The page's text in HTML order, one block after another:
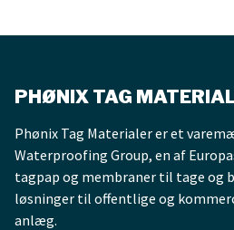
lodrette inddækninger, bl.a.
Trekantlistens
produktinformation er
deklareret til Nordisk
Miljømærkning Nybyggeri jf.
generation 3 og 4. Produktet
er ikke certificeret med
Svanemærket.
PHØNIX TAG
Phønix Tag Materialer er et
Waterproofing Group, en af
tagpap og membraner til tage og
løsninger til offentlige og
anlæg.